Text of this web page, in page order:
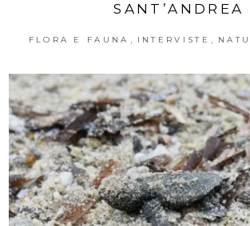
SANT’ANDREA
FLORA E FAUNA , INTERVISTE ,